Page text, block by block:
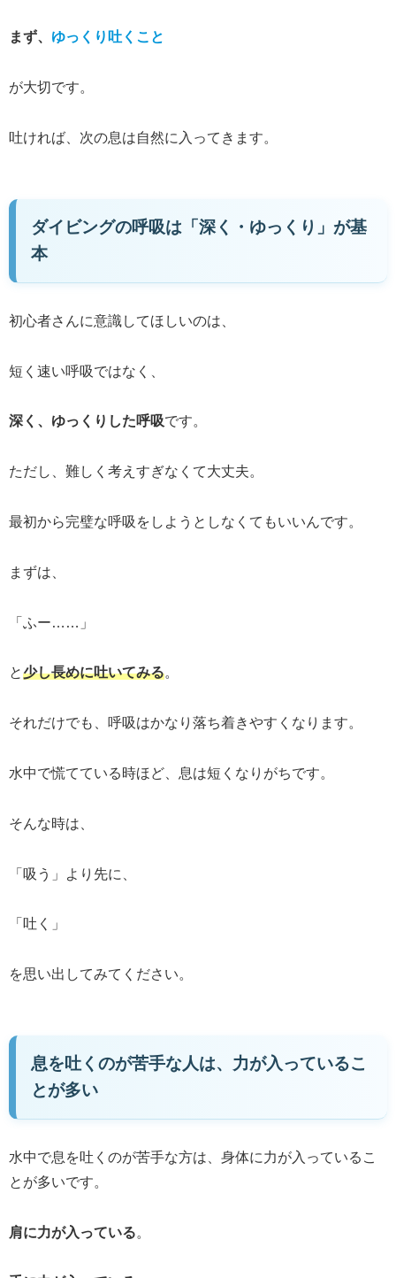
まず、 ゆっくり吐くこと
が大切です。
吐ければ、次の息は自然に入ってきます。
ダイビングの呼吸は「深く・ゆっくり」が基
本
初心者さんに意識してほしいのは、
短く速い呼吸ではなく、
深く、ゆっくりした呼吸です。
ただし、難しく考えすぎなくて大丈夫。
最初から完璧な呼吸をしようとしなくてもいいんです。
まずは、
「ふー……」
と少し長めに吐いてみる。
それだけでも、呼吸はかなり落ち着きやすくなります。
水中で慌てている時ほど、息は短くなりがちです。
そんな時は、
「吸う」より先に、
「吐く」
を思い出してみてください。
息を吐くのが苦手な人は、力が入っているこ
とが多い
水中で息を吐くのが苦手な方は、身体に力が入っているこ
とが多いです。
肩に力が入っている。